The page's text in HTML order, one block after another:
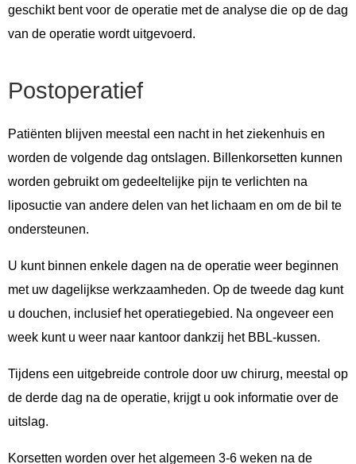
geschikt bent voor de operatie met de analyse die op de dag
van de operatie wordt uitgevoerd.
Postoperatief
Patiënten blijven meestal een nacht in het ziekenhuis en
worden de volgende dag ontslagen. Billenkorsetten kunnen
worden gebruikt om gedeeltelijke pijn te verlichten na
liposuctie van andere delen van het lichaam en om de bil te
ondersteunen.
U kunt binnen enkele dagen na de operatie weer beginnen
met uw dagelijkse werkzaamheden. Op de tweede dag kunt
u douchen, inclusief het operatiegebied. Na ongeveer een
week kunt u weer naar kantoor dankzij het BBL-kussen.
Tijdens een uitgebreide controle door uw chirurg, meestal op
de derde dag na de operatie, krijgt u ook informatie over de
uitslag.
Korsetten worden over het algemeen 3-6 weken na de